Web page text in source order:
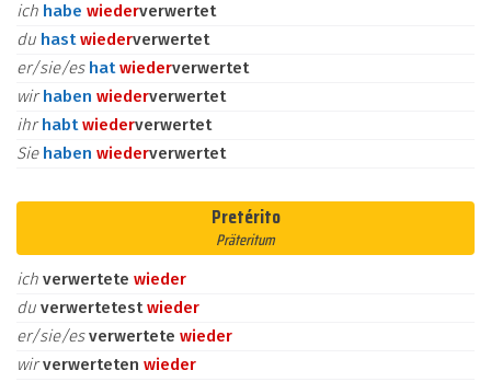
ich habe wiederverwertet
du hastwiederverwertet
er/sie/es hatwiederverwertet
wirhaben wiederverwertet
ihrhabtwiederverwertet
Sie haben wiederverwertet
Pretérito
Präteritum
ich verwertete wieder
du verwertetestwieder
er/sie/esverwertete wieder
wirverwerteten wieder